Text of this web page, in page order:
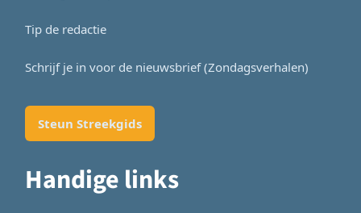
Tip de redactie
Schrijf je in voor de nieuwsbrief (Zondagsverhalen)
Steun Streekgids
Handige links